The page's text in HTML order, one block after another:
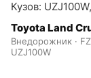
Кузов:
Toyota Land
Внедорожник ·
UZJ100W